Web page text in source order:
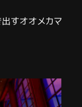
すオオメカマ